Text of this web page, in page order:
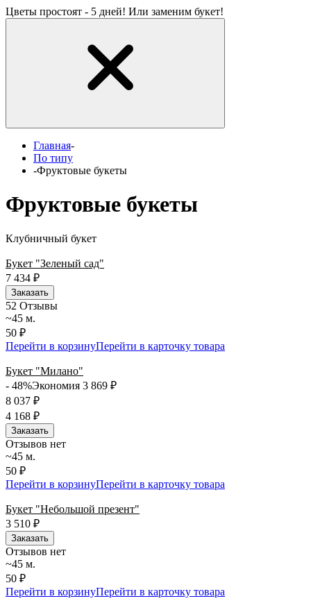
Цветы простоят - 5 дней! Или заменим букет!
Главная-
По типу
-Фруктовые букеты
Фруктовые букеты
Клубничный букет
Букет "Зеленый сад"
7 434 ₽
Заказать
52 Отзывы
~45 м.
50 ₽
Перейти в корзинуПерейти в карточку товара
Букет "Милано"
- 48%Экономия 3 869 ₽
8 037 ₽
4 168 ₽
Заказать
Отзывов нет
~45 м.
50 ₽
Перейти в корзинуПерейти в карточку товара
Букет "Небольшой презент"
3 510 ₽
Заказать
Отзывов нет
~45 м.
50 ₽
Перейти в корзинуПерейти в карточку товара